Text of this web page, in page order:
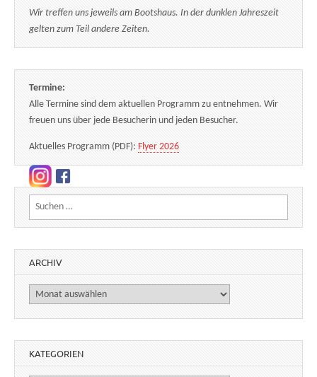
Wir treffen uns jeweils am Bootshaus. In der dunklen Jahreszeit
gelten zum Teil andere Zeiten.
Termine:
Alle Termine sind dem aktuellen Programm zu entnehmen. Wir
freuen uns über jede Besucherin und jeden Besucher.
Aktuelles Programm (PDF): Flyer 2026
Suchen nach:
ARCHIV
Archiv
KATEGORIEN